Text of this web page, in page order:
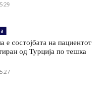
е состојбата на пациентот
од Турција по тешка